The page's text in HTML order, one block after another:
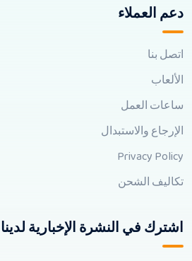
دعم العملاء
اتصل بنا
الألعاب
ساعات العمل
الإرجاع والاستبدال
Privacy Policy
تكاليف الشحن
اشترك في النشرة الإخبارية لدينا